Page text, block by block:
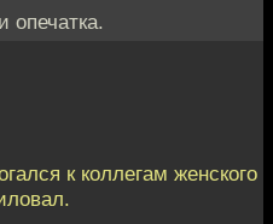
опечатка.
к коллегам женского